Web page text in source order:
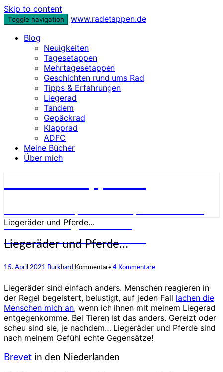
Skip to content
Toggle navigation
www.radetappen.de
Blog
Neuigkeiten
Tagesetappen
Mehrtagesetappen
Geschichten rund ums Rad
Tipps & Erfahrungen
Liegerad
Tandem
Gepäckrad
Klapprad
ADFC
Meine Bücher
Über mich
und Erfahrungen auf den
unterschiedlichsten Rädern
Liegeräder und Pferde…
Liegeräder und Pferde…
15. April 2021 Burkhard Kommentare 4 Kommentare
Liegeräder sind einfach anders. Menschen reagieren in
der Regel begeistert, belustigt, auf jeden Fall lachen die
Menschen mich an, wenn ich ihnen mit meinem Liegerad
entgegenkomme. Bei Tieren ist das anders. Gereizt oder
scheu sind sie, je nachdem… Liegeräder und Pferde sind
nach meinem Gefühl echte Gegensätze!
Brevet in den Niederlanden